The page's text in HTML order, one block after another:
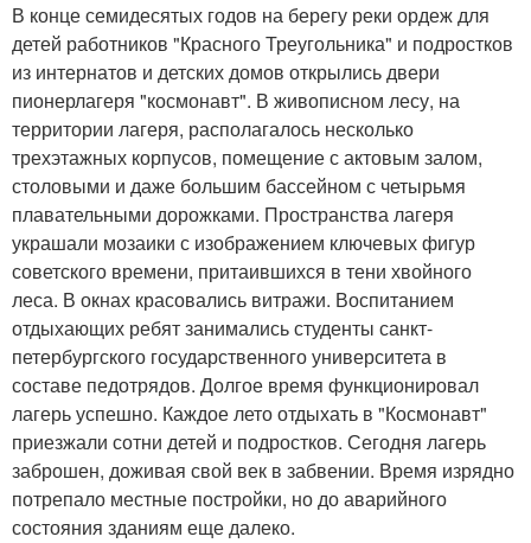
В конце семидесятых годов на берегу реки ордеж для
детей работников "Красного Треугольника" и подростков
из интернатов и детских домов открылись двери
пионерлагеря "космонавт". В живописном лесу, на
территории лагеря, располагалось несколько
трехэтажных корпусов, помещение с актовым залом,
столовыми и даже большим бассейном с четырьмя
плавательными дорожками. Пространства лагеря
украшали мозаики с изображением ключевых фигур
советского времени, притаившихся в тени хвойного
леса. В окнах красовались витражи. Воспитанием
отдыхающих ребят занимались студенты санкт-
петербургского государственного университета в
составе педотрядов. Долгое время функционировал
лагерь успешно. Каждое лето отдыхать в "Космонавт"
приезжали сотни детей и подростков. Сегодня лагерь
заброшен, доживая свой век в забвении. Время изрядно
потрепало местные постройки, но до аварийного
состояния зданиям еще далеко.